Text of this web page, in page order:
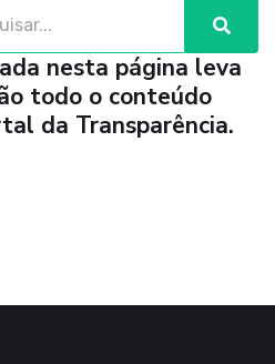
nesta página leva
todo o conteúdo
da Transparência.